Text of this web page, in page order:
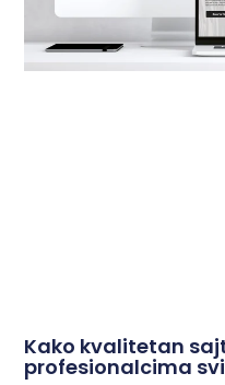
Kako kvalitetan
profesionalcima